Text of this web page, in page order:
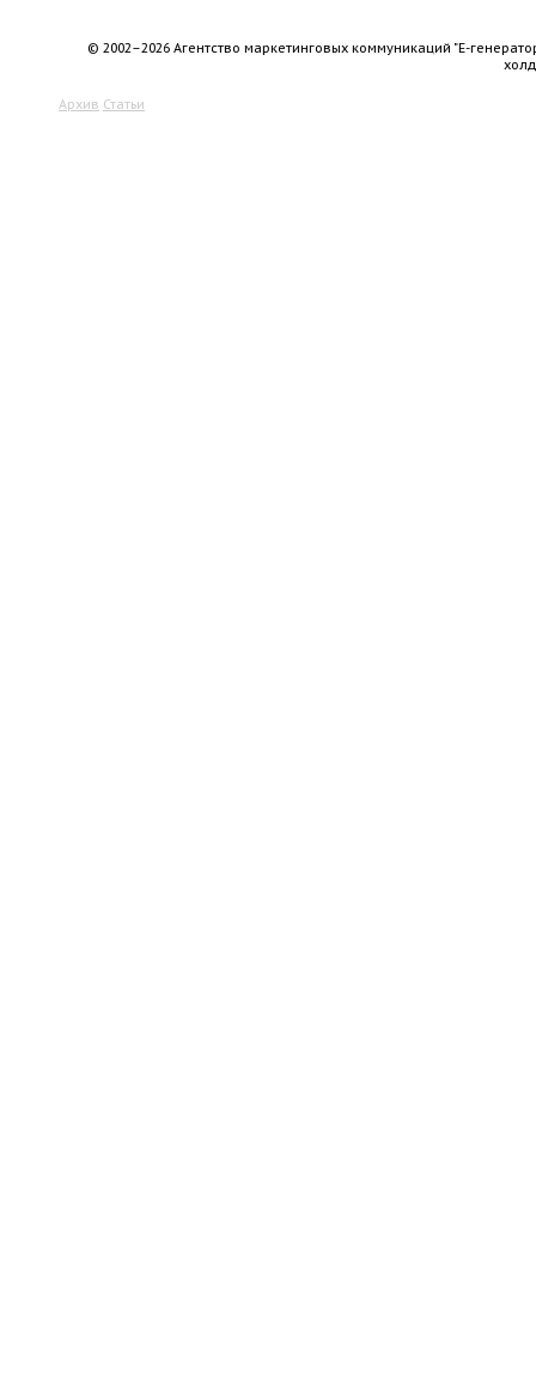
© 2002–2026 Агентство маркетинговых коммуникаций "Е-
Архив Статьи